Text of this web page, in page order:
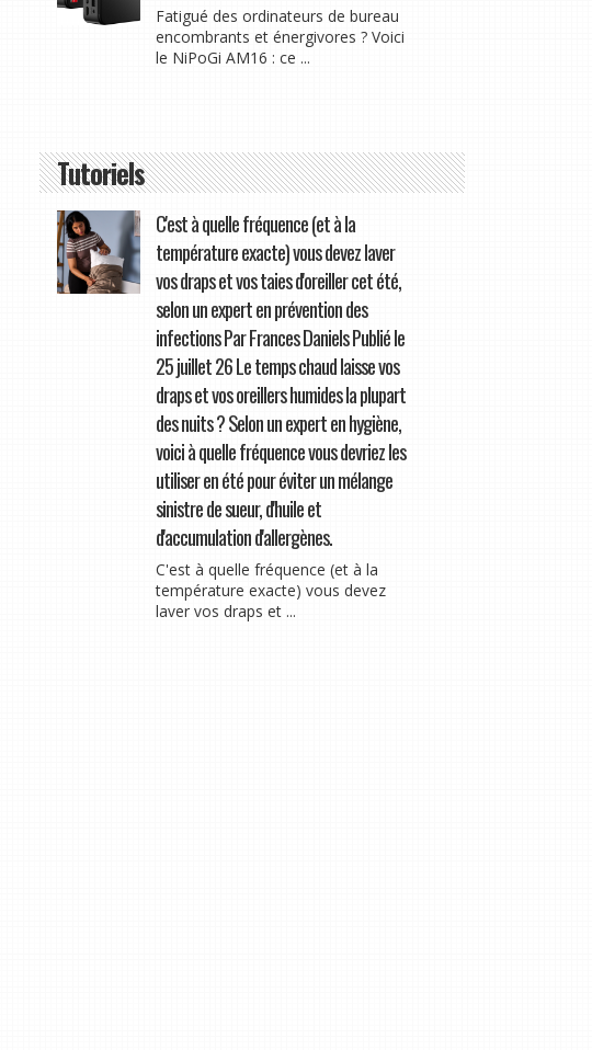
Fatigué des ordinateurs de bureau
encombrants et énergivores ? Voici
le NiPoGi AM16 : ce ...
Tutoriels
C'est à quelle fréquence (et à la
température exacte) vous devez laver
vos draps et vos taies d'oreiller cet été,
selon un expert en prévention des
infections Par Frances Daniels Publié le
25 juillet 26 Le temps chaud laisse vos
draps et vos oreillers humides la plupart
des nuits ? Selon un expert en hygiène,
voici à quelle fréquence vous devriez les
utiliser en été pour éviter un mélange
sinistre de sueur, d'huile et
d'accumulation d'allergènes.
C'est à quelle fréquence (et à la
température exacte) vous devez
laver vos draps et ...